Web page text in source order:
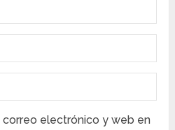
correo electrónico y web en